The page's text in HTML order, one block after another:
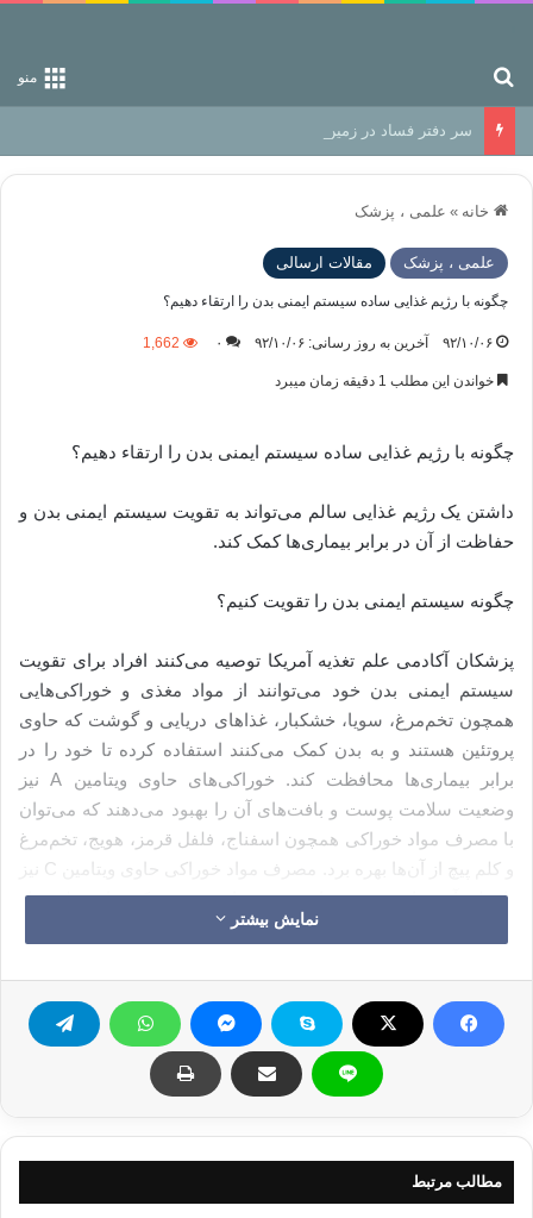
منو
سر دفتر فساد در زمین‌، دوری وکناره‌گیری از راه خداست‌!
خانه » علمی ، پزشک
علمی ، پزشک مقالات ارسالی
چگونه با رژیم غذایی ساده سیستم ایمنی بدن را ارتقاء دهیم؟
۹۲/۱۰/۰۶ آخرین به روز رسانی: ۹۲/۱۰/۰۶ ۰ 1,662
خواندن این مطلب 1 دقیقه زمان میبرد
چگونه با رژیم غذایی ساده سیستم ایمنی بدن را ارتقاء دهیم؟
داشتن یک رژیم غذایی سالم می‌تواند به تقویت سیستم ایمنی بدن و
حفاظت از آن در برابر بیماری‌ها کمک کند.
چگونه سیستم ایمنی بدن را تقویت کنیم؟
پزشکان آکادمی علم تغذیه آمریکا توصیه می‌کنند افراد برای تقویت
سیستم ایمنی بدن خود می‌توانند از مواد مغذی و خوراکی‌هایی
همچون تخم‌مرغ، سویا، خشکبار، غذاهای دریایی و گوشت که حاوی
پروتئین هستند و به بدن کمک می‌کنند استفاده کرده تا خود را در
برابر بیماری‌ها محافظت کند. خوراکی‌های حاوی ویتامین A نیز
وضعیت سلامت پوست و بافت‌های آن را بهبود می‌دهند که می‌توان
با مصرف مواد خوراکی همچون اسفناج، فلفل قرمز، هویج، تخم‌مرغ
با تولید آنتی بادی سیستم ایمنی بدن را تقویت می‌کنند. از جمله مواد
خوراکی حاوی این ویتامین می‌توان به پرتقال، نارنگی و گریپ فروت
همچون شیر، خشکبار، غذاهای دریایی و گوشت مرغ وجود دارد
عملکرد سیستم ایمنی بدن را ارتقاء می‌دهد.
رژیم غذایی سیستم ایمنی بدن
نمایش بیشتر
مطالب مرتبط